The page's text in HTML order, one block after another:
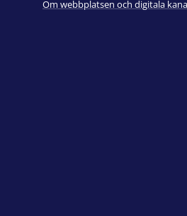
Om webbplatsen och digitala